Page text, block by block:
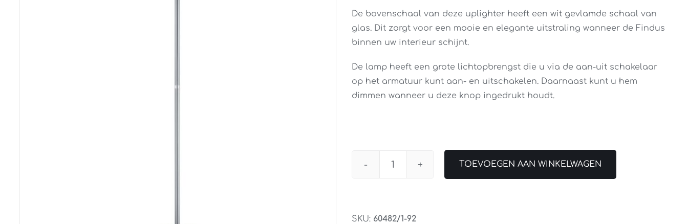
De bovenschaal van deze uplighter heeft een wit gevlamde schaal van
glas. Dit zorgt voor een mooie en elegante uitstraling wanneer de Findus
binnen uw interieur schijnt.
De lamp heeft een grote lichtopbrengst die u via de aan-uit schakelaar
op het armatuur kunt aan- en uitschakelen. Daarnaast kunt u hem
dimmen wanneer u deze knop ingedrukt houdt.
Vloerlamp
aantal
TOEVOEGEN AAN WINKELWAGEN
SKU: 60482/1-92